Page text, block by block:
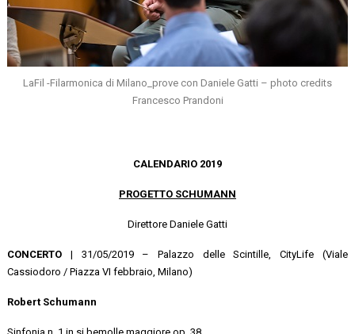
LaFil -Filarmonica di Milano_prove con Daniele Gatti – photo credits
Francesco Prandoni
CALENDARIO 2019
PROGETTO SCHUMANN
Direttore Daniele Gatti
CONCERTO | 31/05/2019 – Palazzo delle Scintille, CityLife (Viale
Cassiodoro / Piazza VI febbraio, Milano)
Robert Schumann